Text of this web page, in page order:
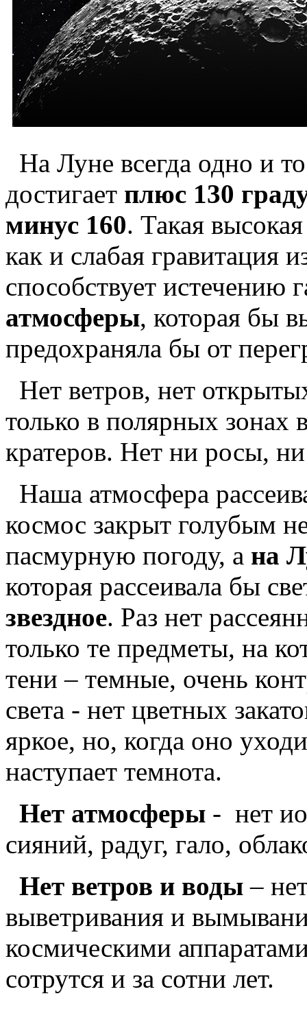
На Луне всегда одно и
достигает плюс 130
минус 160. Такая
как и слабая гравитация
способствует истечению
атмосферы, которая бы
предохраняла бы от
Нет ветров, нет
только в полярных зонах
кратеров. Нет ни росы,
Наша атмосфера
космос закрыт голубым
пасмурную погоду, а на
которая рассеивала бы
звездное. Раз нет
только те предметы, на
тени – темные, очень
света - нет цветных
яркое, но, когда оно
наступает темнота.
Нет атмосферы - нет
сияний, радуг, гало,
Нет ветров и воды –
выветривания и
космическими
сотрутся и за сотни лет.